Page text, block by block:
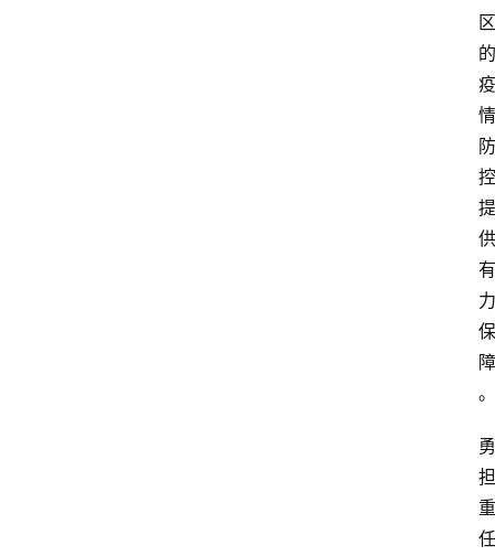
区
的
疫
情
防
控
提
供
有
力
保
障
。
勇
担
重
任